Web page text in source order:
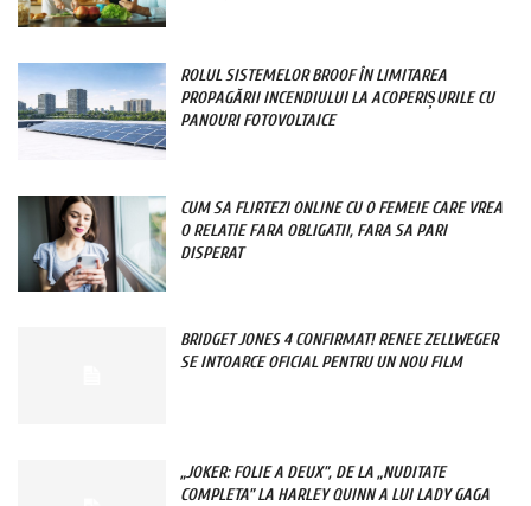
ROLUL SISTEMELOR BROOF ÎN LIMITAREA
PROPAGĂRII INCENDIULUI LA ACOPERIȘURILE CU
PANOURI FOTOVOLTAICE
CUM SA FLIRTEZI ONLINE CU O FEMEIE CARE VREA
O RELATIE FARA OBLIGATII, FARA SA PARI
DISPERAT
BRIDGET JONES 4 CONFIRMAT! RENEE ZELLWEGER
SE INTOARCE OFICIAL PENTRU UN NOU FILM
„JOKER: FOLIE A DEUX”, DE LA „NUDITATE
COMPLETA” LA HARLEY QUINN A LUI LADY GAGA